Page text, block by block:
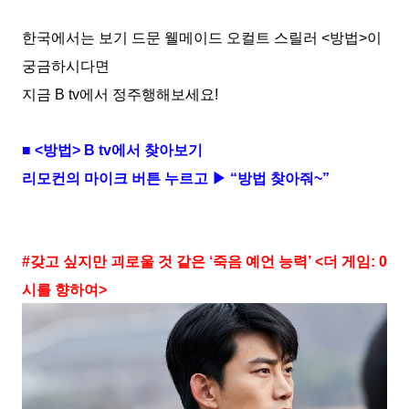
한국에서는 보기 드문 웰메이드 오컬트 스릴러 <방법>이
궁금하시다면
지금 B tv에서 정주행해보세요!
■ <방법> B tv에서 찾아보기
리모컨의 마이크 버튼 누르고 ▶ “방법 찾아줘~”
#갖고 싶지만 괴로울 것 같은 ‘죽음 예언 능력’ <더 게임: 0
시를 향하여>